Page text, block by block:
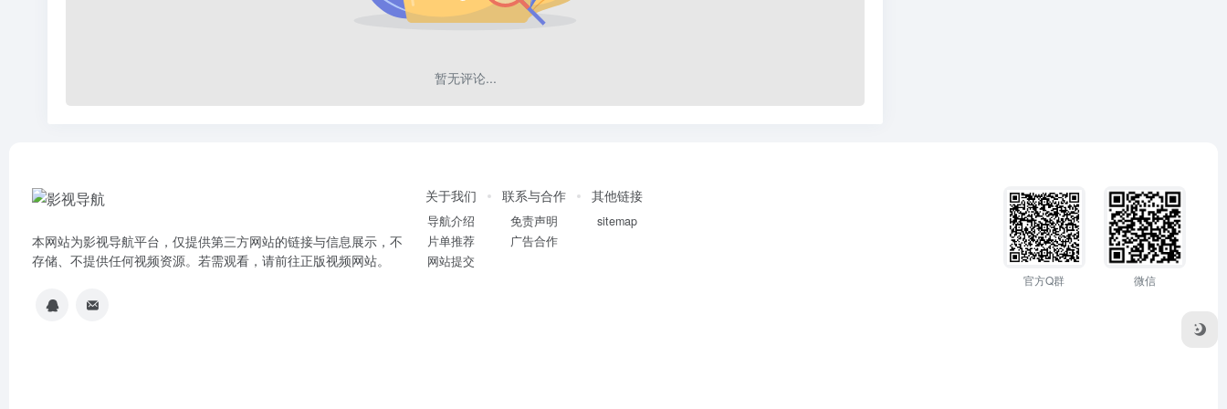
暂无评论...
本网站为影视导航平台，仅提供第三方网站的链接与信息展示，不
存储、不提供任何视频资源。若需观看，请前往正版视频网站。
关于我们
导航介绍
片单推荐
网站提交
联系与合作
免责声明
广告合作
其他链接
sitemap
官方Q群 微信